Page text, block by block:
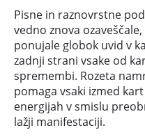
Pisne in raznovrstne
vedno znova
ponujale globok uvid v
zadnji strani vsake od
spremembi. Rozeta
pomaga vsaki izmed
energijah v smislu
lažji manifestaciji.